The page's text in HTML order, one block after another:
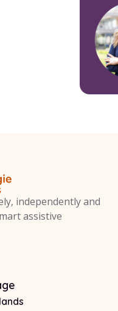
independently and
assistive